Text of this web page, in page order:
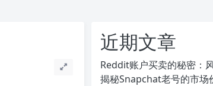
近期文章
Reddit账户买卖的秘密：
揭秘Snapchat老号的市场